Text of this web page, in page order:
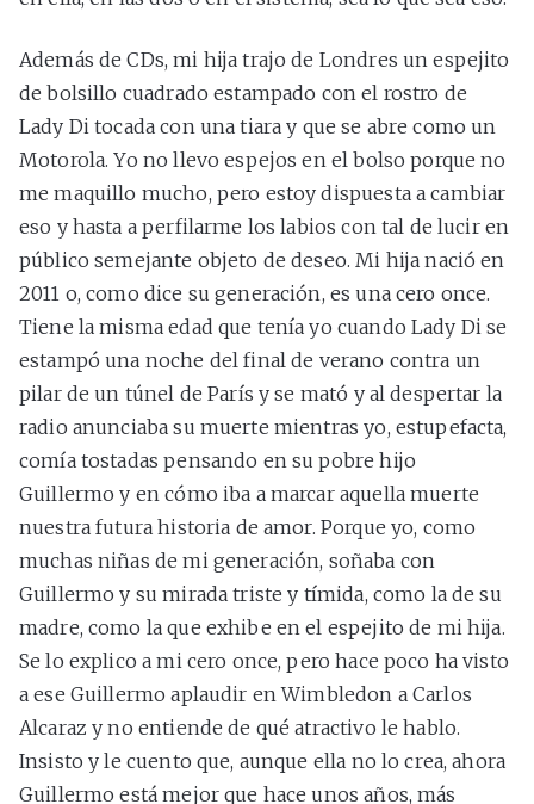
Además de CDs, mi hija trajo de Londres un espejito
de bolsillo cuadrado estampado con el rostro de
Lady Di tocada con una tiara y que se abre como un
Motorola. Yo no llevo espejos en el bolso porque no
me maquillo mucho, pero estoy dispuesta a cambiar
eso y hasta a perfilarme los labios con tal de lucir en
público semejante objeto de deseo. Mi hija nació en
2011 o, como dice su generación, es una cero once.
Tiene la misma edad que tenía yo cuando Lady Di se
estampó una noche del final de verano contra un
pilar de un túnel de París y se mató y al despertar la
radio anunciaba su muerte mientras yo, estupefacta,
comía tostadas pensando en su pobre hijo
Guillermo y en cómo iba a marcar aquella muerte
nuestra futura historia de amor. Porque yo, como
muchas niñas de mi generación, soñaba con
Guillermo y su mirada triste y tímida, como la de su
madre, como la que exhibe en el espejito de mi hija.
Se lo explico a mi cero once, pero hace poco ha visto
a ese Guillermo aplaudir en Wimbledon a Carlos
Alcaraz y no entiende de qué atractivo le hablo.
Insisto y le cuento que, aunque ella no lo crea, ahora
Guillermo está mejor que hace unos años, más